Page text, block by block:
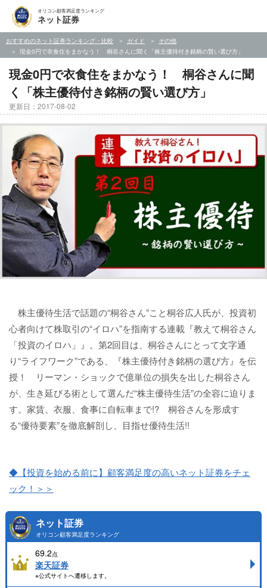
オリコン顧客満足度ランキング
ネット証券
おすすめのネット証券ランキング・比較 ガイド
その他
現金0円で衣食住をまかなう！ 桐谷さんに聞く「株主優待付き銘柄の賢い選び方」
現金0円で衣食住をまかなう！ 桐谷さんに聞
く「株主優待付き銘柄の賢い選び方」
更新日：2017-08-02
株主優待生活で話題の“桐谷さん”こと桐谷広人氏が、投資初
心者向けて株取引の“イロハ”を指南する連載『教えて桐谷さん
「投資のイロハ」』。第2回目は、桐谷さんにとって文字通
り“ライフワーク”である、『株主優待付き銘柄の選び方』を伝
授！ リーマン・ショックで億単位の損失を出した桐谷さん
が、生き延びる術として選んだ“株主優待生活”の全容に迫りま
す。家賃、衣服、食事に自転車まで!? 桐谷さんを形成す
る“優待要素”を徹底解剖し、目指せ優待生活!!
◆【投資を始める前に】顧客満足度の高いネット証券をチェ
ック！＞＞
ネット証券
オリコン顧客満足度ランキング
69.2点
楽天証券
※公式サイトへ遷移します。